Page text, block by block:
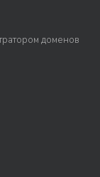
доменов